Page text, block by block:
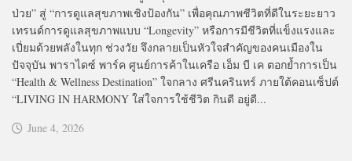
ป่วย” สู่ “การดูแลสุขภาพเชิงป้องกัน” เพื่อคุณภาพชีวิตที่ดีในระยะยาว
เทรนด์การดูแลสุขภาพแบบ “Longevity” หรือการมีชีวิตที่แข็งแรงและ
เปี่ยมด้วยพลังในทุก ช่วงวัย จึงกลายเป็นหัวใจสำคัญของคนเมืองใน
ปัจจุบัน พาราไดซ์ พาร์ค ศูนย์การค้าในเครือ เอ็ม บี เค ตอกย้ำการเป็น
“Health & Wellness Destination” ใจกลาง ศรีนครินทร์ ภายใต้คอนเซ็ปต์
“LIVING IN HARMONY ใส่ใจการใช้ชีวิต กินดี อยู่ดี...
June 4, 2026